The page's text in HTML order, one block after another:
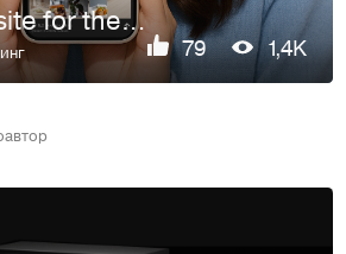
Buno. Web-site for the first breakfast cafe in Ufa.
79 1,4K